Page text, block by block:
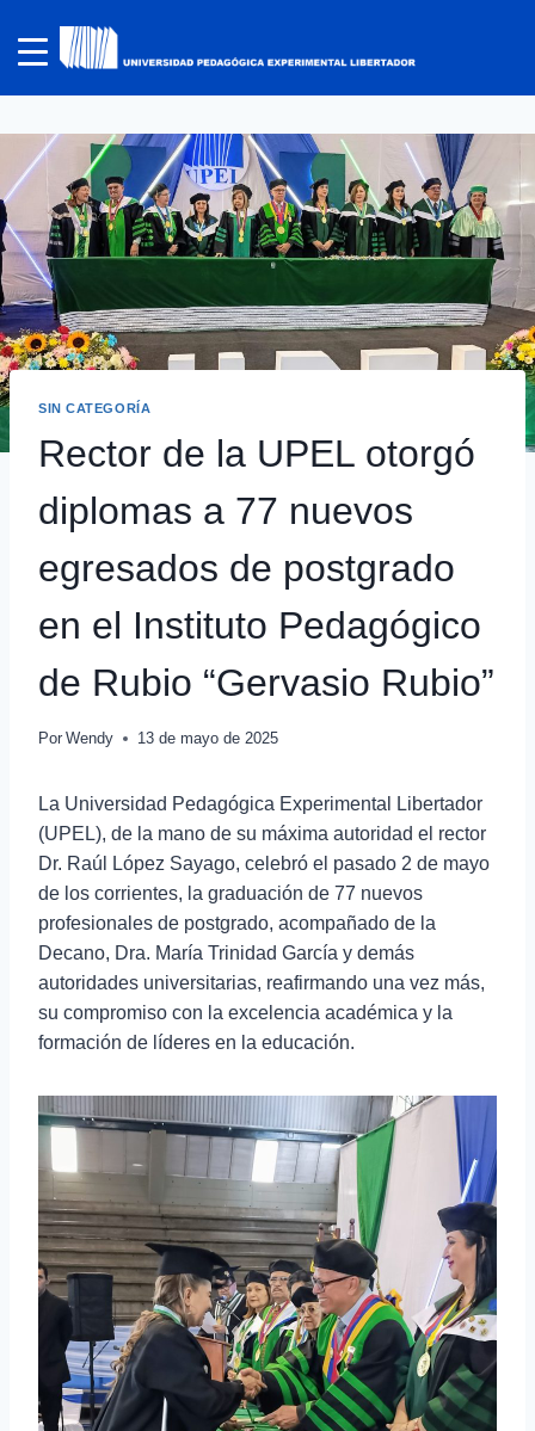
SIN CATEGORÍA
Rector de la UPEL otorgó
diplomas a 77 nuevos
egresados de postgrado
en el Instituto Pedagógico
de Rubio “Gervasio Rubio”
Por Wendy 13 de mayo de 2025
La Universidad Pedagógica Experimental Libertador
(UPEL), de la mano de su máxima autoridad el rector
Dr. Raúl López Sayago, celebró el pasado 2 de mayo
de los corrientes, la graduación de 77 nuevos
profesionales de postgrado, acompañado de la
Decano, Dra. María Trinidad García y demás
autoridades universitarias, reafirmando una vez más,
su compromiso con la excelencia académica y la
formación de líderes en la educación.